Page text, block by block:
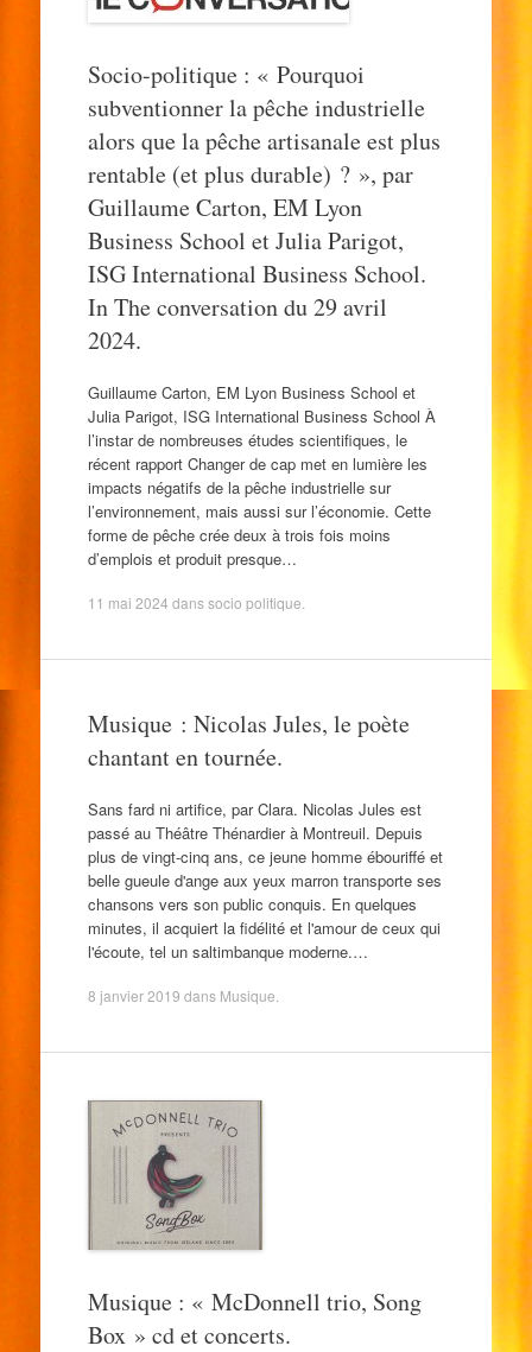
Socio-politique : « Pourquoi
subventionner la pêche industrielle
alors que la pêche artisanale est plus
rentable (et plus durable) ? », par
Guillaume Carton, EM Lyon
Business School et Julia Parigot,
ISG International Business School.
In The conversation du 29 avril
2024.
Guillaume Carton, EM Lyon Business School et
Julia Parigot, ISG International Business School À
l’instar de nombreuses études scientifiques, le
récent rapport Changer de cap met en lumière les
impacts négatifs de la pêche industrielle sur
l’environnement, mais aussi sur l’économie. Cette
forme de pêche crée deux à trois fois moins
d’emplois et produit presque…
11 mai 2024 danssocio politique
Musique : Nicolas Jules, le poète
chantant en tournée.
Sans fard ni artifice, par Clara. Nicolas Jules est
passé au Théâtre Thénardier à Montreuil. Depuis
plus de vingt-cinq ans, ce jeune homme ébouriffé et
belle gueule d'ange aux yeux marron transporte ses
chansons vers son public conquis. En quelques
minutes, il acquiert la fidélité et l'amour de ceux qui
l'écoute, tel un saltimbanque moderne.…
8 janvier 2019 dans Musique
Musique : « McDonnell trio, Song
Box » cd et concerts.